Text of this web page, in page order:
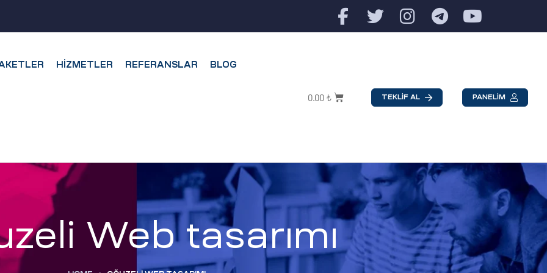
HIZMETLER REFERANSLAR BLOG
0.00 ₺ TEKLİF AL PANELİM
Web tasarımı